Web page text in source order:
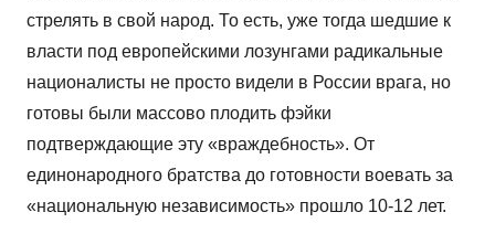
стрелять в свой народ. То есть, уже тогда шедшие к
власти под европейскими лозунгами радикальные
националисты не просто видели в России врага, но
готовы были массово плодить фэйки
подтверждающие эту «враждебность». От
единонародного братства до готовности воевать за
«национальную независимость» прошло 10-12 лет.